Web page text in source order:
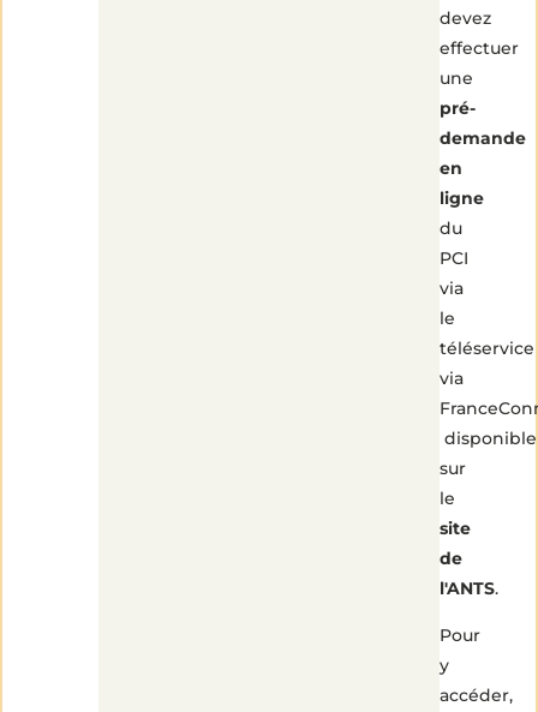
devez
effectuer
une
pré-
demande
en
ligne
du
PCI
via
le
téléservice
via
disponible
sur
le
site
de
l'ANTS.
Pour
y
accéder,